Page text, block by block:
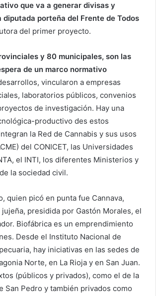
que va a generar divisas y
diputada porteña del Frente de Todos
del primer proyecto.
y 80 municipales, son las
de un marco normativo
vincularon a empresas
laboratorios públicos, convenios
de investigación. Hay una
productivo des estos
la Red de Cannabis y sus usos
del CONICET, las Universidades
el INTI, los diferentes Ministerios y
la sociedad civil.
quien picó en punta fue Cannava,
presidida por Gastón Morales, el
Biofábrica es un emprendimiento
Desde el Instituto Nacional de
hay iniciativas en las sedes de
Norte, en La Rioja y en San Juan.
(públicos y privados), como el de la
San Pedro y también privados como